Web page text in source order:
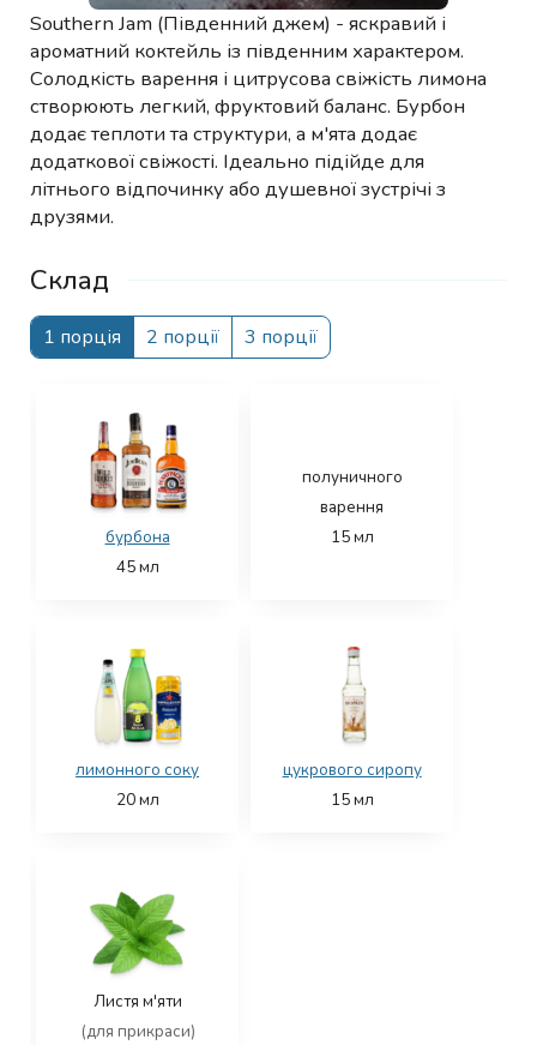
Southern Jam (Південний джем) - яскравий і
ароматний коктейль із південним характером.
Солодкість варення і цитрусова свіжість лимона
створюють легкий, фруктовий баланс. Бурбон
додає теплоти та структури, а м'ята додає
додаткової свіжості. Ідеально підійде для
літнього відпочинку або душевної зустрічі з
друзями.
Склад
1 порція 2 порції 3 порції
бурбона
45мл
полуничного
варення
15мл
лимонного соку
20мл
цукрового сиропу
15мл
Листя м'яти
(для прикраси)